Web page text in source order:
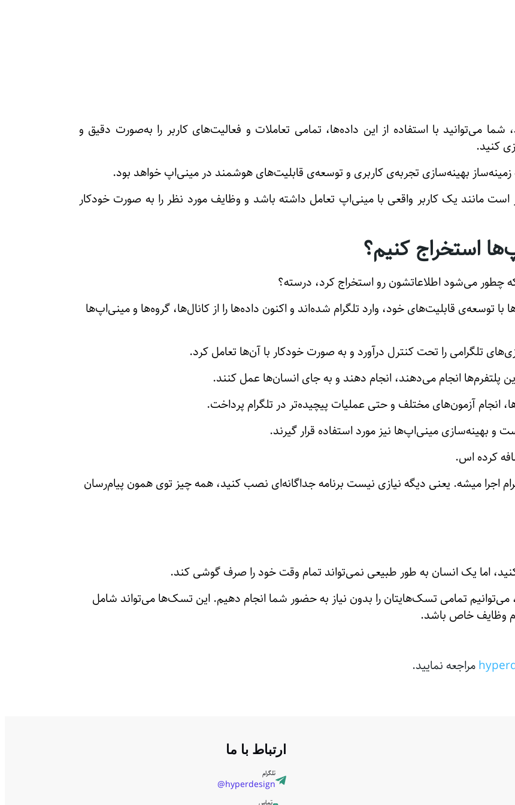
شما می‌توانید با استفاده از این داده‌ها، تمامی تعاملات و فعالیت‌های کاربر را به‌صورت دقیق و
کنید.
زمینه‌ساز بهینه‌سازی تجربه‌ی کاربری و توسعه‌ی قابلیت‌های هوشمند در مینی‌اپ خواهد بود.
مانند یک کاربر واقعی با مینی‌اپ تعامل داشته باشد و وظایف مورد نظر را به صورت خودکار
استخراج کنیم؟
چطور می‌شود اطلاعاتشون رو استخراج کرد، درسته؟
قابلیت‌های خود، وارد تلگرام شده‌اند و اکنون داده‌ها را از کانال‌ها، گروه‌ها و مینی‌اپ‌ها
تلگرامی را تحت کنترل درآورد و به صورت خودکار با آن‌ها تعامل کرد.
پلتفرم‌ها انجام می‌دهند، انجام دهند و به جای انسان‌ها عمل کنند.
انجام آزمون‌های مختلف و حتی عملیات پیچیده‌تر در تلگرام پرداخت.
و بهینه‌سازی مینی‌اپ‌ها نیز مورد استفاده قرار گیرند.
کرده اس.
اجرا میشه. یعنی دیگه نیازی نیست برنامه جداگانه‌ای نصب کنید، همه چیز توی همون پیام‌رسان
می‌توانیم تمامی تسک‌هایتان را بدون نیاز به حضور شما انجام دهیم. این تسک‌ها می‌تواند شامل
وظایف خاص باشد.
مراجعه نمایید.
ارتباط با ما
تلگرام
hyperdesign@